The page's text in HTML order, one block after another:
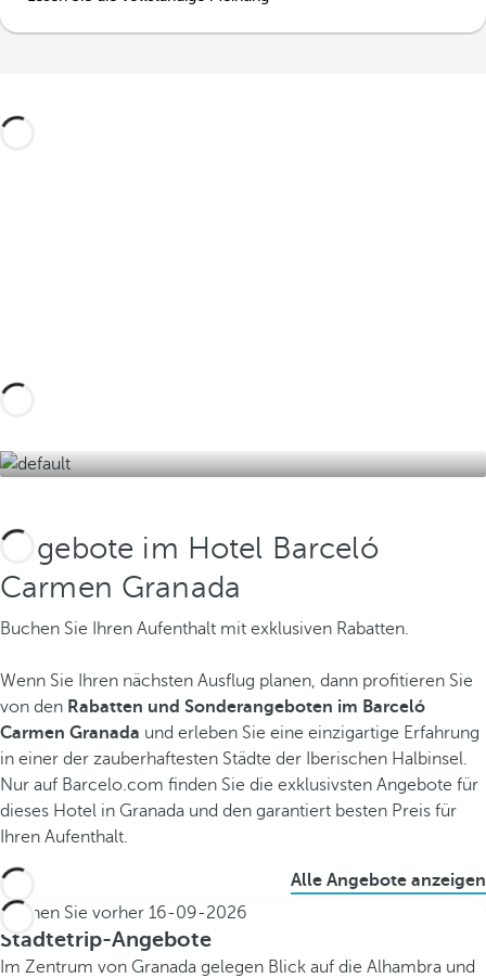
Angebote im Hotel Barceló
Carmen Granada
Buchen Sie Ihren Aufenthalt mit exklusiven Rabatten.
Wenn Sie Ihren nächsten Ausflug planen, dann profitieren Sie
von den Rabatten und Sonderangeboten im Barceló
Carmen Granada und erleben Sie eine einzigartige Erfahrung
in einer der zauberhaftesten Städte der Iberischen Halbinsel.
Nur auf Barcelo.com finden Sie die exklusivsten Angebote für
dieses Hotel in Granada und den garantiert besten Preis für
Ihren Aufenthalt.
Alle Angebote anzeigen
Buchen Sie vorher 16-09-2026
Städtetrip-Angebote
Im Zentrum von Granada gelegen Blick auf die Alhambra und